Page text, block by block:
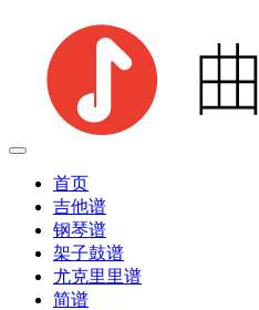
首页
吉他谱
钢琴谱
架子鼓谱
尤克里里谱
简谱